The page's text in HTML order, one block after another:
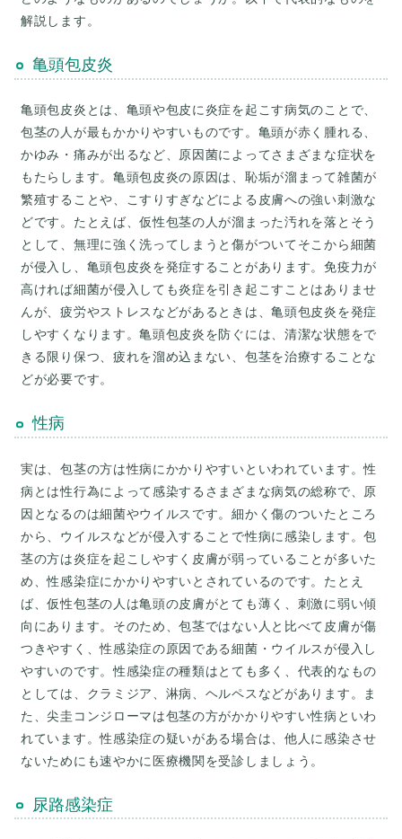
解説します。
亀頭包皮炎
亀頭包皮炎とは、亀頭や包皮に炎症を起こす病気のことで、
包茎の人が最もかかりやすいものです。亀頭が赤く腫れる、
かゆみ・痛みが出るなど、原因菌によってさまざまな症状を
もたらします。亀頭包皮炎の原因は、恥垢が溜まって雑菌が
繁殖することや、こすりすぎなどによる皮膚への強い刺激な
どです。たとえば、仮性包茎の人が溜まった汚れを落とそう
として、無理に強く洗ってしまうと傷がついてそこから細菌
が侵入し、亀頭包皮炎を発症することがあります。免疫力が
高ければ細菌が侵入しても炎症を引き起こすことはありませ
んが、疲労やストレスなどがあるときは、亀頭包皮炎を発症
しやすくなります。亀頭包皮炎を防ぐには、清潔な状態をで
きる限り保つ、疲れを溜め込まない、包茎を治療することな
どが必要です。
性病
実は、包茎の方は性病にかかりやすいといわれています。性
病とは性行為によって感染するさまざまな病気の総称で、原
因となるのは細菌やウイルスです。細かく傷のついたところ
から、ウイルスなどが侵入することで性病に感染します。包
茎の方は炎症を起こしやすく皮膚が弱っていることが多いた
め、性感染症にかかりやすいとされているのです。たとえ
ば、仮性包茎の人は亀頭の皮膚がとても薄く、刺激に弱い傾
向にあります。そのため、包茎ではない人と比べて皮膚が傷
つきやすく、性感染症の原因である細菌・ウイルスが侵入し
やすいのです。性感染症の種類はとても多く、代表的なもの
としては、クラミジア、淋病、ヘルペスなどがあります。ま
た、尖圭コンジローマは包茎の方がかかりやすい性病といわ
れています。性感染症の疑いがある場合は、他人に感染させ
ないためにも速やかに医療機関を受診しましょう。
尿路感染症